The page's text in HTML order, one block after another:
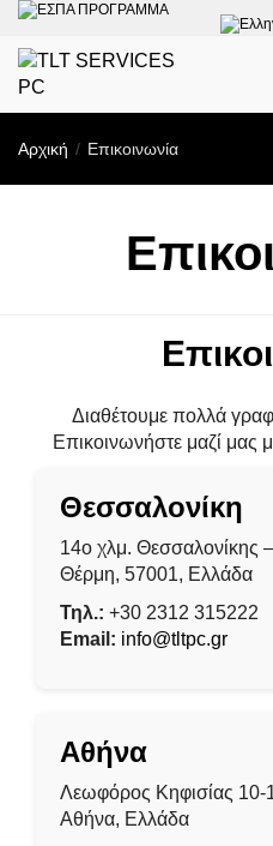
Αρχική Επικοινωνία
Διαθέτουμε πολλά
Επικοινωνήστε μαζί μας
Θεσσαλονίκη
14ο χλμ. Θεσσαλονίκης
Θέρμη, 57001, Ελλάδα
Τηλ.: +30 2312 315222
Email: info@tltpc.gr
Αθήνα
Λεωφόρος Κηφισίας 10-
Αθήνα, Ελλάδα